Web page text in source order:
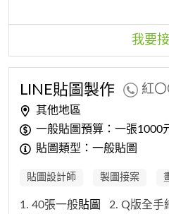
我要
LINE貼圖 製作 紅
其他地區
一般貼圖預算：一張1000
貼圖類型：一般貼圖
貼圖設計師 製圖接案
1. 40張一般貼圖 2. Q版全手